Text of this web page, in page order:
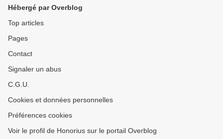
Hébergé par Overblog
Top articles
Pages
Contact
Signaler un abus
C.G.U.
Cookies et données personnelles
Préférences cookies
Voir le profil de Honorius sur le portail Overblog